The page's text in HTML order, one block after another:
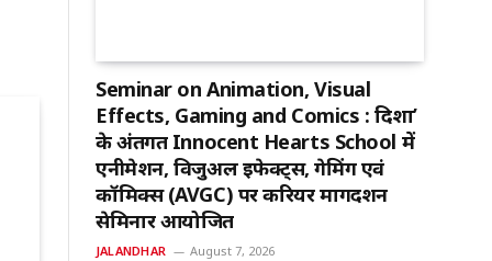
Seminar on Animation, Visual
Effects, Gaming and Comics : दिशा’
के अंतर्गत Innocent Hearts School में
एनीमेशन, विजुअल इफेक्ट्स, गेमिंग एवं
कॉमिक्स (AVGC) पर करियर मार्गदर्शन
सेमिनार आयोजित
JALANDHAR August 7, 2026